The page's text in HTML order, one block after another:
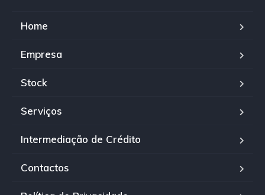
Home
Empresa
Stock
Serviços
Intermediação de Crédito
Contactos